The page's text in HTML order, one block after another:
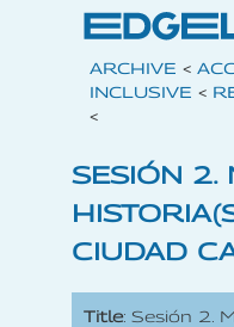
ARCHIVE <
INCLUSIVE <
<
SESIÓN 2.
CIUDAD
Title: Sesión 2.